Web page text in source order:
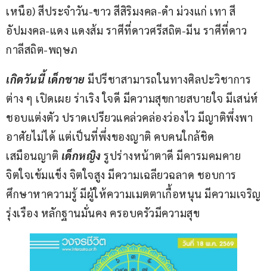
เหนือ) สีประจำวัน-ขาว สีสิริมงคล-ดำ ม่วงแก่ เทา สี
อัปมงคล-แดง แดงส้ม ราศีที่ดาวศรีสถิต-มีน ราศีที่ดาว
กาลีสถิต-พฤษภ
เกิดวันนี้ เด็กชาย มีปรีชาสามารถในทางศิลปะวิชาการ
ต่าง ๆ เปิดเผย ร่าเริง ใจดี มีความสุขกายสบายใจ มีเสน่ห์
ชอบแต่งตัว ปราดเปรียวแคล่วคล่องว่องไว มีญาติพึ่งพา
อาศัยไม่ได้ แต่เป็นที่พึ่งของญาติ คบคนใกล้ชิด
เสมือนญาติ เด็กหญิง รูปร่างหน้าตาดี มีคารมคมคาย
จิตใจเข้มแข็ง จิตใจสูง มีความเฉลียวฉลาด ชอบการ
ศึกษาหาความรู้ มีผู้ให้ความเมตตาเกื้อหนุน มีความเจริญ
รุ่งเรือง หลักฐานมั่นคง ครอบครัวมีความสุข